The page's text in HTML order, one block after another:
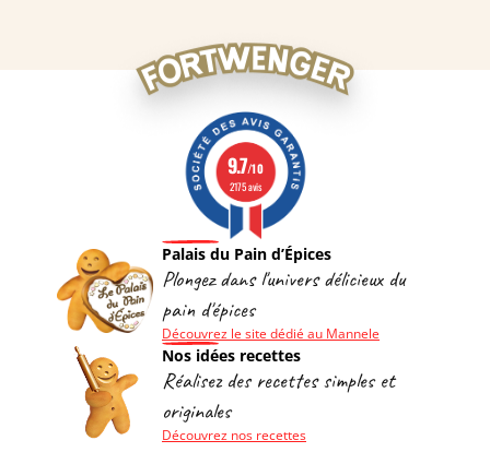
Palais du Pain d’Épices
Plongez dans l'univers délicieux du
pain d'épices
Découvrez le site dédié au Mannele
9.7/10
2175 avis
Nos idées recettes
Réalisez des recettes simples et
originales
Découvrez nos recettes